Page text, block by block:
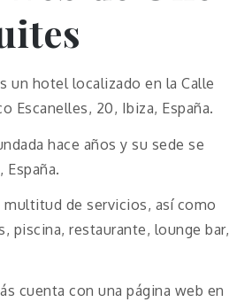
un hotel localizado en la Calle
Escanelles, 20, Ibiza, España.
hace años y su sede se
España.
multitud de servicios, así como
piscina, restaurante, lounge bar,
cuenta con una página web en